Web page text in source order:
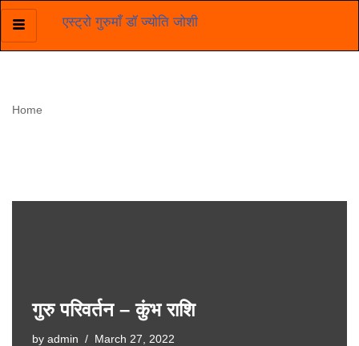
Skip
एस्ट्रो गुरुमाँ डॉ ज्योति जोशी
Home
गुरु परिवर्तन – कुंभ राशि
by admin March 27, 2022